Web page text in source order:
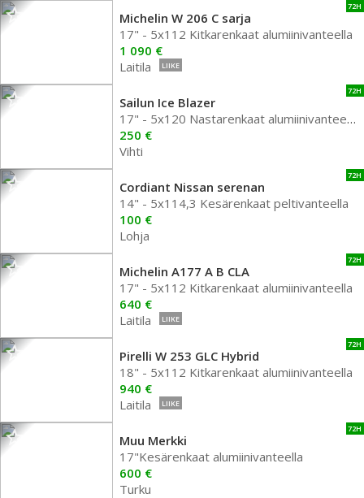
72H
Michelin W 206 C sarja
17" - 5x112 Kitkarenkaat alumiinivanteella
1 090 €
Laitila
LIIKE
72H
Sailun Ice Blazer
17" - 5x120 Nastarenkaat alumiinivanteella
250 €
Vihti
72H
Cordiant Nissan serenan
14" - 5x114,3 Kesärenkaat peltivanteella
100 €
Lohja
72H
Michelin A177 A B CLA
17" - 5x112 Kitkarenkaat alumiinivanteella
640 €
Laitila
LIIKE
72H
Pirelli W 253 GLC Hybrid
18" - 5x112 Kitkarenkaat alumiinivanteella
940 €
Laitila
LIIKE
72H
Muu Merkki
17"Kesärenkaat alumiinivanteella
600 €
Turku